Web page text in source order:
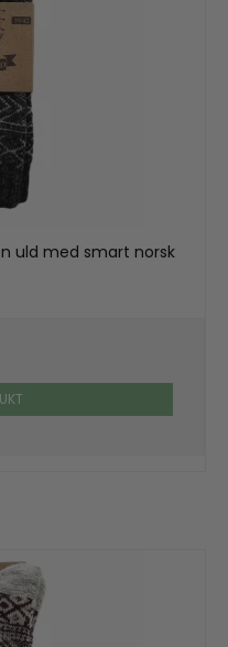
uld med smart norsk